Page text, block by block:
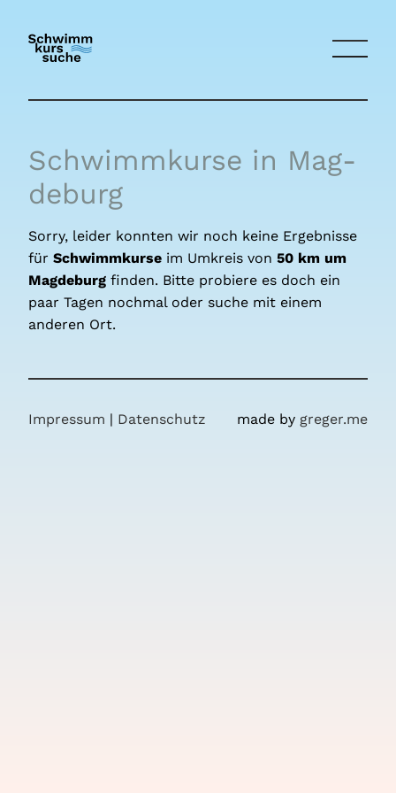
Schwimmkurse in Mag­
de­burg
Sorry, leider konnten wir noch keine Ergebnisse
für Schwimmkurse im Umkreis von 50 km um
Mag­de­burg finden. Bitte probiere es doch ein
paar Tagen nochmal oder suche mit einem
anderen Ort.
Impressum | Datenschutz made by greger.me